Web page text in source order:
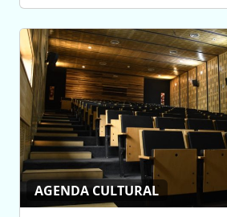
AGENDA CULTURAL